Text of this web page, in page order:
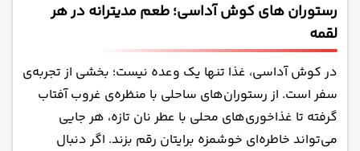
رستوران‌ های کوش آداسی؛ طعم مدیترانه در هر
لقمه
در کوش آداسی، غذا تنها یک وعده نیست؛ بخشی از تجربه‌ی
سفر است. از رستوران‌های ساحلی با منظره‌ی غروب آفتاب
گرفته تا غذاخوری‌های محلی با عطر نان تازه، هر جایی
می‌تواند خاطره‌ای خوشمزه برایتان رقم بزند. اگر دنبال